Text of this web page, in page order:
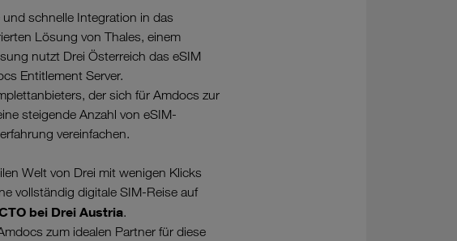
schnelle Integration in das
Lösung von Thales, einem
nutzt Drei Österreich das eSIM
Entitlement Server.
der sich für Amdocs zur
steigende Anzahl von eSIM-
vereinfachen.
Welt von Drei mit wenigen Klicks
vollständig digitale SIM-Reise auf
bei Drei Austria.
zum idealen Partner für diese